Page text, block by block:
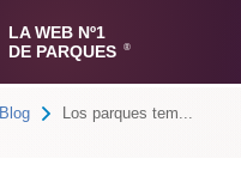
LA WEB Nº1
DE PARQUES
®
Blog Los parques tem...